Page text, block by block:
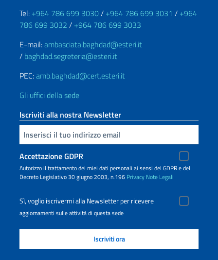
Tel: +964 786 699 3030/ +964 786 699 3031 / +964
786 699 3032 / +964 786 699 3033
E-mail:ambasciata.baghdad@esteri.it
/ baghdad.segreteria@esteri.it
PEC:amb.baghdad@cert.esteri.it
Gli uffici della sede
Iscriviti alla nostra Newsletter
Inserisci la tua email
Accettazione GDPR
Autorizzo il trattamento dei miei dati personali ai sensi del GDPR e del
Decreto Legislativo 30 giugno 2003, n.196 Privacy Note Legali
Sì, voglio iscrivermi alla Newsletter per ricevere
aggiornamenti sulle attività di questa sede